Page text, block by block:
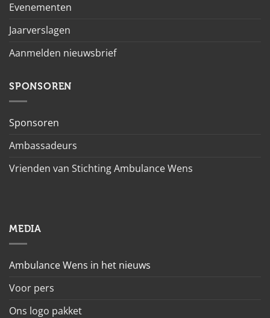
Evenementen
Jaarverslagen
Aanmelden nieuwsbrief
SPONSOREN
Sponsoren
Ambassadeurs
Vrienden van Stichting Ambulance Wens
MEDIA
Ambulance Wens in het nieuws
Voor pers
Ons logo pakket